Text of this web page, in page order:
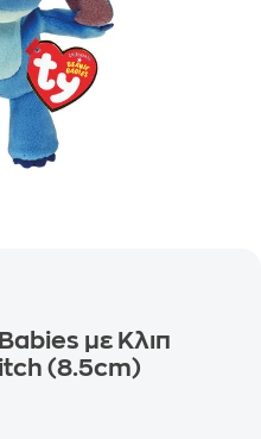
με Κλιπ
(8.5cm)